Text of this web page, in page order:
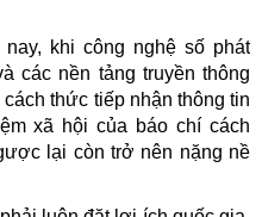
khi công nghệ số phát
các nền tảng truyền thông
thức tiếp nhận thông tin
xã hội của báo chí cách
lại còn trở nên nặng nề